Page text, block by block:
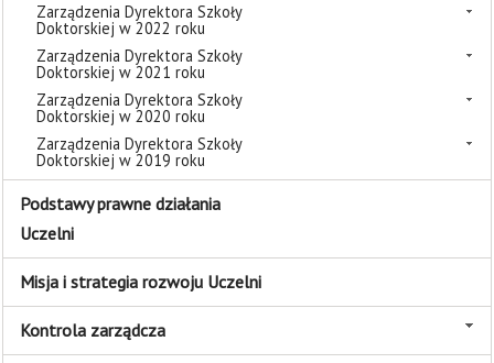
Zarządzenia Dyrektora Szkoły
Doktorskiej w 2022 roku
Zarządzenia Dyrektora Szkoły
Doktorskiej w 2021 roku
Zarządzenia Dyrektora Szkoły
Doktorskiej w 2020 roku
Zarządzenia Dyrektora Szkoły
Doktorskiej w 2019 roku
Podstawy prawne działania
Uczelni
Misja i strategia rozwoju Uczelni
Kontrola zarządcza